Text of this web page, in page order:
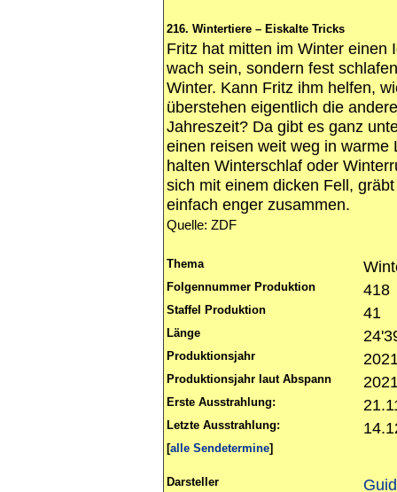
216. Wintertiere – Eiskalte Tricks
Fritz hat mitten im Winter einen
wach sein, sondern fest
Winter. Kann Fritz ihm helfen,
überstehen eigentlich die
Jahreszeit? Da gibt es ganz
einen reisen weit weg in
halten Winterschlaf oder
sich mit einem dicken Fell,
einfach enger zusammen.
Quelle: ZDF
Thema
Folgennummer Produktion 418
Staffel Produktion 41
Länge
Produktionsjahr
Produktionsjahr laut Abspann
Erste Ausstrahlung:
Letzte Ausstrahlung:
[alle Sendetermine]
Darsteller